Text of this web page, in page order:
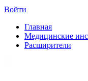
Войти
Главная
Медицинские
Расширители